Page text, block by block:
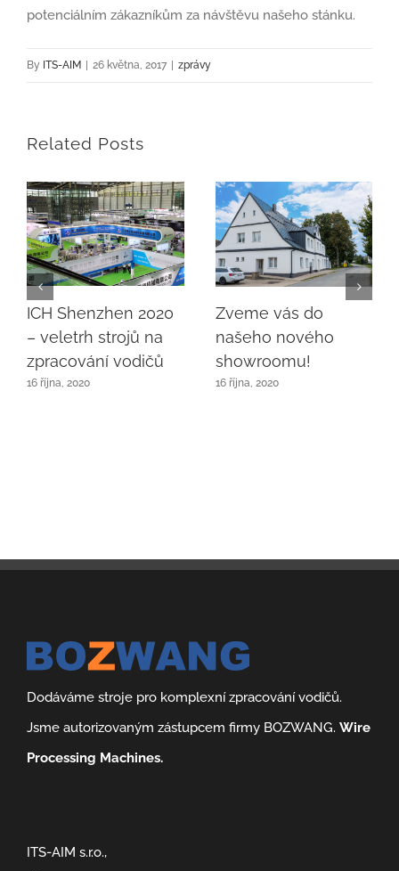
potenciálním zákazníkům za návštěvu našeho stánku.
By ITS-AIM | 26 května, 2017 | zprávy
Related Posts
ICH Shenzhen 2020
– veletrh strojů na
zpracování vodičů
16 října, 2020
Zveme vás do
našeho nového
showroomu!
16 října, 2020
Dodáváme stroje pro komplexní zpracování vodičů.
Jsme autorizovaným zástupcem firmy BOZWANG. Wire
Processing Machines.
ITS-AIM s.r.o.,